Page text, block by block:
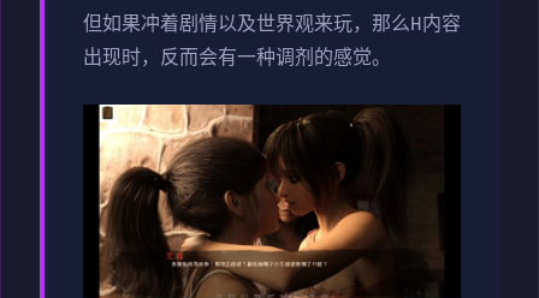
但如果冲着剧情以及世界观来玩，那么H内容
出现时，反而会有一种调剂的感觉。